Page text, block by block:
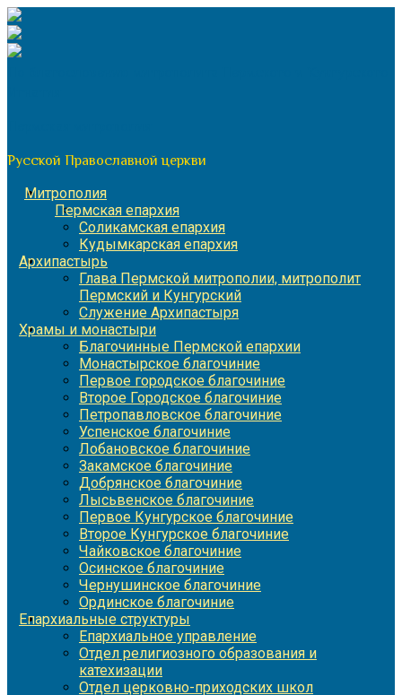
Перейти
к
содержимому
Русской Православной церкви
Митрополия
Пермская епархия
Соликамская епархия
Кудымкарская епархия
Архипастырь
Глава Пермской митрополии, митрополит
Пермский и Кунгурский
Служение Архипастыря
Храмы и монастыри
Благочинные Пермской епархии
Монастырское благочиние
Первое городское благочиние
Второе Городское благочиние
Петропавловское благочиние
Успенское благочиние
Лобановское благочиние
Закамское благочиние
Добрянское благочиние
Лысьвенское благочиние
Первое Кунгурское благочиние
Второе Кунгурское благочиние
Чайковское благочиние
Осинское благочиние
Чернушинское благочиние
Ординское благочиние
Епархиальные структуры
Епархиальное управление
Отдел религиозного образования и
катехизации
Отдел церковно-приходских школ